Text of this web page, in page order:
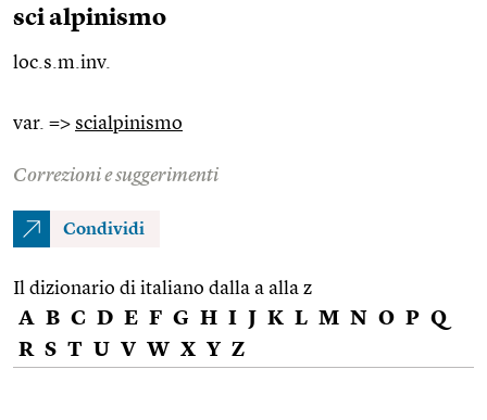
sci alpinismo
loc.s.m.inv.
var. => scialpinismo
Correzioni e suggerimenti
Condividi
Il dizionario di italiano dalla a alla z
A B C D E F G H I J K L M N O P Q
R S T U V W X Y Z